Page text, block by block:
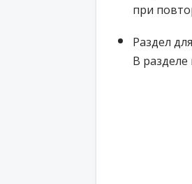
при
Раздел
В